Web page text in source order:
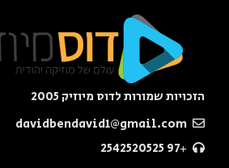
הזכויות שמורות לדוס מיוזיק 2005
+97 2542520525